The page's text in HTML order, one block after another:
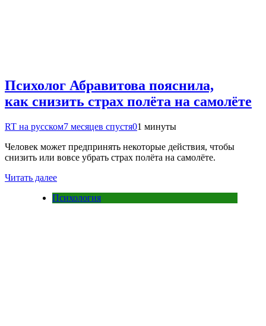
Психолог Абравитова пояснила,
как снизить страх полёта на самолёте
RT на русском7 месяцев спустя01 минуты
Человек может предпринять некоторые действия, чтобы
снизить или вовсе убрать страх полёта на самолёте.
Читать далее
Психология